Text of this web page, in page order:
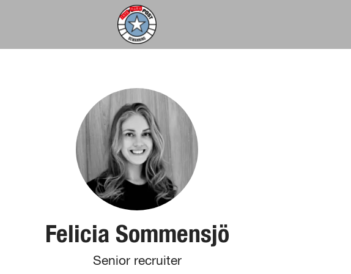
Felicia Sommensjö
Senior recruiter